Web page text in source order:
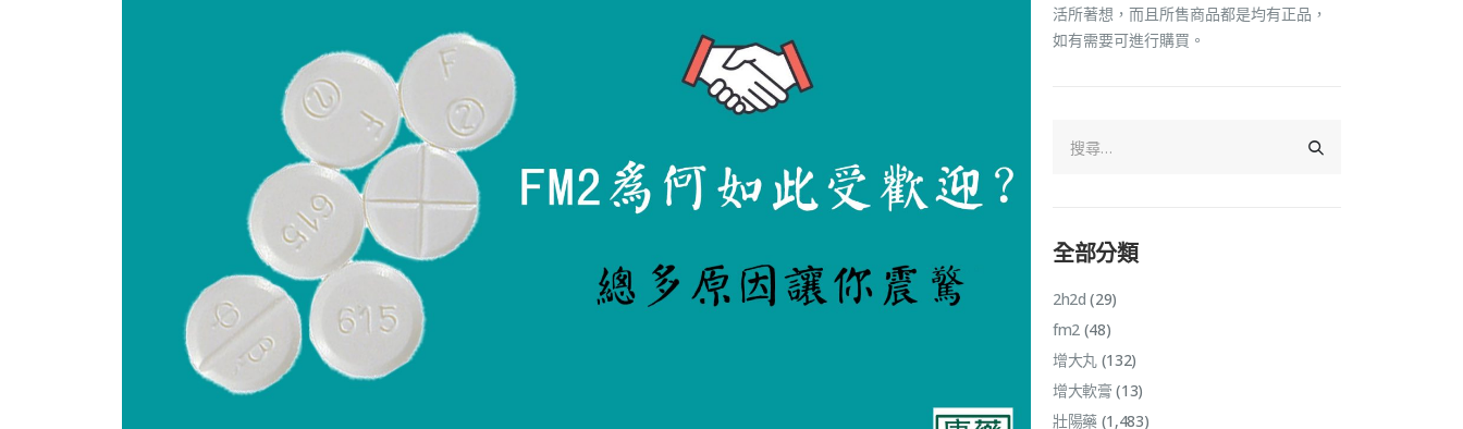
活所著想，而且所售商品都是均有正品，
如有需要可進行購買。
全部分類
2h2d (29)
fm2(48)
增大丸(132)
增大軟膏 (13)
壯陽藥(1,483)